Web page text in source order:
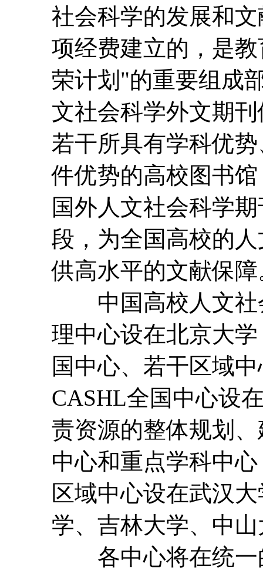
社会科学的发展和
项经费建立的，是
荣计划"的重要组成
文社会科学外文期
若干所具有学科优
件优势的高校图书
国外人文社会科学
段，为全国高校的
供高水平的文献保障
中国高校人文社
理中心设在北京大
国中心、若干区域
CASHL全国中心设
责资源的整体规划
中心和重点学科中
区域中心设在武汉
学、吉林大学、中
各中心将在统一